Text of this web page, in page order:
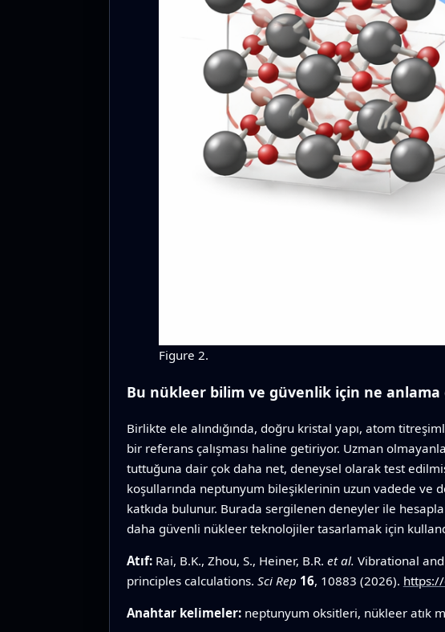
Figure 2.
Bu nükleer bilim ve güvenlik için ne anlama
Birlikte ele alındığında, doğru kristal yapı, atom
bir referans çalışması haline getiriyor. Uzman
tuttuğuna dair çok daha net, deneysel olarak test
koşullarında neptunyum bileşiklerinin uzun vadede ve
katkıda bulunur. Burada sergilenen deneyler ile
daha güvenli nükleer teknolojiler tasarlamak için
Atıf: Rai, B.K., Zhou, S., Heiner, B.R. et al. Vibrational
principles calculations. Sci Rep 16, 10883 (2026).
Anahtar kelimeler: neptunyum oksitleri, nükleer atık